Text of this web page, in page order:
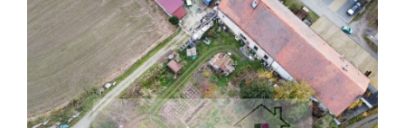
Dlaczego